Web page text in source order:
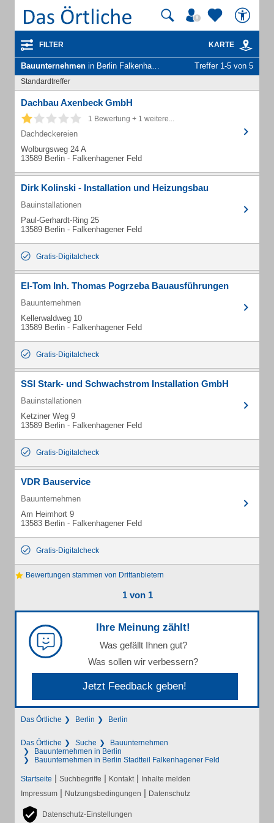
FILTER KARTE
Bauunternehmen in Berlin Falkenhagener Feld Treffer 1-5 von 5
Standardtreffer
Dachbau Axenbeck GmbH
1 Bewertung + 1 weitere...
Dachdeckereien
Wolburgsweg 24 A
13589 Berlin - Falkenhagener Feld
Dirk Kolinski - Installation und Heizungsbau
Bauinstallationen
Paul-Gerhardt-Ring 25
13589 Berlin - Falkenhagener Feld
Gratis-Digitalcheck
El-Tom Inh. Thomas Pogrzeba Bauausführungen
Bauunternehmen
Kellerwaldweg 10
13589 Berlin - Falkenhagener Feld
Gratis-Digitalcheck
SSI Stark- und Schwachstrom Installation GmbH
Bauinstallationen
Ketziner Weg 9
13589 Berlin - Falkenhagener Feld
Gratis-Digitalcheck
VDR Bauservice
Bauunternehmen
Am Heimhort 9
13583 Berlin - Falkenhagener Feld
Gratis-Digitalcheck
Bewertungen stammen von Drittanbietern
1 von 1
Ihre Meinung zählt!
Was gefällt Ihnen gut?
Was sollen wir verbessern?
Jetzt Feedback geben!
Das Örtliche Berlin Berlin
Das Örtliche Suche
Bauunternehmen
Bauunternehmen in Berlin
Bauunternehmen in Berlin Stadtteil Falkenhagener Feld
Startseite | Suchbegriffe | Kontakt | Inhalte melden
Impressum | Nutzungsbedingungen | Datenschutz
Datenschutz-Einstellungen